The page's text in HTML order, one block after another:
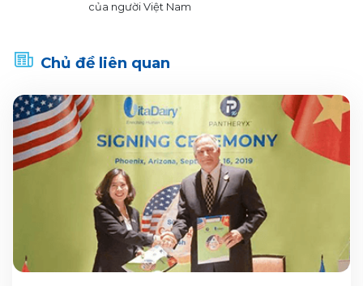
của người Việt Nam
Chủ đề liên quan